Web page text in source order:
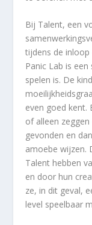
Bij Talent, een
tijdens de
Panic Lab is
spelen is. De
even goed kent.
of alleen
gevonden en
amoebe wijzen.
Talent hebben
en door hun
ze, in dit geval,
level speelbaar